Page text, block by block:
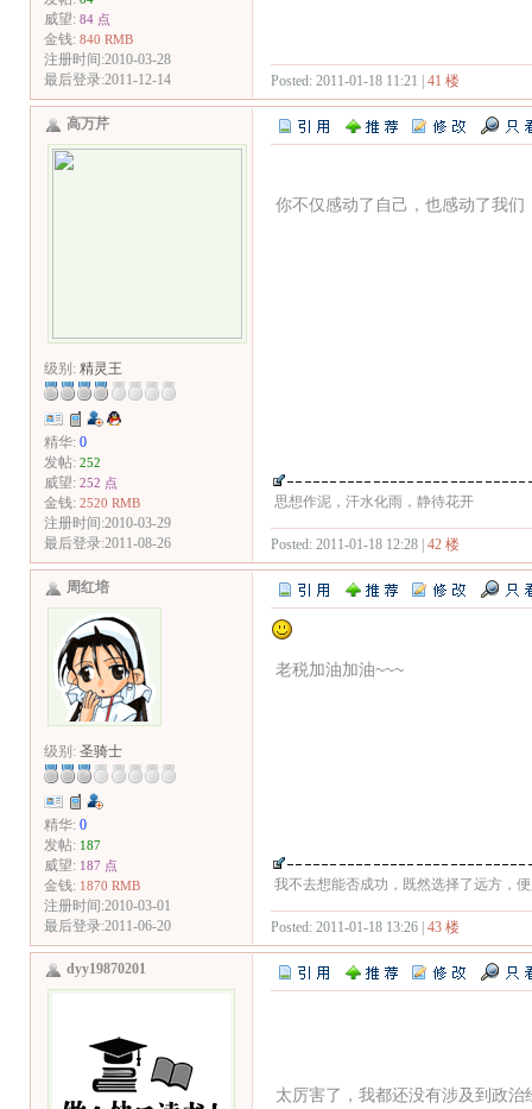
威望: 84 点
金钱: 840 RMB
注册时间:2010-03-28
最后登录:2011-12-14
Posted: 2011-01-18 11:21 | 41 楼
高万芹
级别: 精灵王
精华: 0
发帖: 252
威望: 252 点
金钱: 2520 RMB
注册时间:2010-03-29
最后登录:2011-08-26
你不仅感动了自己，也感动了我们
思想作泥，汗水化雨，静待花开
Posted: 2011-01-18 12:28 | 42 楼
周红培
级别: 圣骑士
精华: 0
发帖: 187
威望: 187 点
金钱: 1870 RMB
注册时间:2010-03-01
最后登录:2011-06-20
老税加油加油~~~
我不去想能否成功，既然选择了远方，
Posted: 2011-01-18 13:26 | 43 楼
dyy19870201
太厉害了，我都还没有涉及到政